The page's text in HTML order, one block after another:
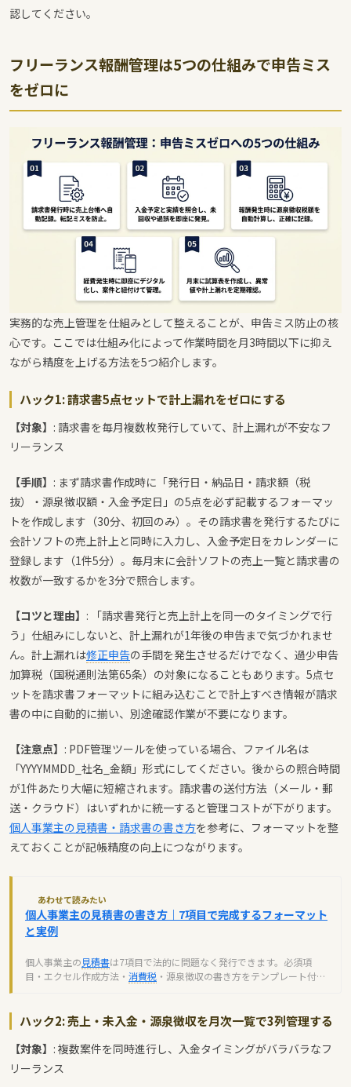
認してください。
フリーランス報酬管理は5つの仕組みで申告ミス
をゼロに
実務的な売上管理を仕組みとして整えることが、申告ミス防止の核
心です。ここでは仕組み化によって作業時間を月3時間以下に抑え
ながら精度を上げる方法を5つ紹介します。
ハック1: 請求書5点セットで計上漏れをゼロにする
【対象】 : 請求書を毎月複数枚発行していて、計上漏れが不安なフ
リーランス
【手順】 : まず請求書作成時に「発行日・納品日・請求額（税
抜）・源泉徴収額・入金予定日」の5点を必ず記載するフォーマッ
トを作成します（30分、初回のみ）。その請求書を発行するたびに
会計ソフトの売上計上と同時に入力し、入金予定日をカレンダーに
登録します（1件5分）。毎月末に会計ソフトの売上一覧と請求書の
枚数が一致するかを3分で照合します。
【コツと理由】 : 「請求書発行と売上計上を同一のタイミングで行
う」仕組みにしないと、計上漏れが1年後の申告まで気づかれませ
ん。計上漏れは修正申告の手間を発生させるだけでなく、過少申告
加算税（国税通則法第65条）の対象になることもあります。5点セ
ットを請求書フォーマットに組み込むことで計上すべき情報が請求
書の中に自動的に揃い、別途確認作業が不要になります。
【注意点】 : PDF管理ツールを使っている場合、ファイル名は
「YYYYMMDD_社名_金額」形式にしてください。後からの照合時間
が1件あたり大幅に短縮されます。請求書の送付方法（メール・郵
送・クラウド）はいずれかに統一すると管理コストが下がります。
個人事業主の見積書・請求書の書き方を参考に、フォーマットを整
えておくことが記帳精度の向上につながります。
あわせて読みたい
個人事業主の見積書の書き方｜7項目で完成するフォーマット
と実例
個人事業主の見積書は7項目で法的に問題なく発行できます。必須項
目・エクセル作成方法・ 消費税 ・源泉徴収の書き方をテンプレート付き
ハック2: 売上・未入金・源泉徴収を月次一覧で3列管理する
【対象】 : 複数案件を同時進行し、入金タイミングがバラバラなフ
リーランス